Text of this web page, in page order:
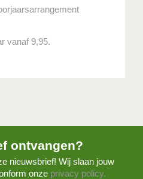
vanaf 9,95.
ontvangen?
nieuwsbrief! Wij slaan jouw
onze privacy policy.